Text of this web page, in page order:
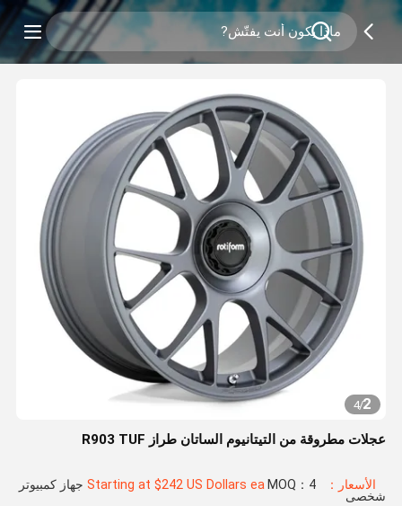
2
/
4
عجلات مطروقة من التيتانيوم الساتان طراز R903 TUF
الأسعار：Starting at $242 US Dollars ea MOQ：4 جهاز كمبيوتر
شخصى